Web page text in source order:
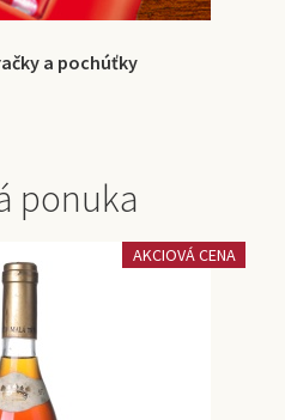
a pochúťky
ponuka
AKCIOVÁ CENA